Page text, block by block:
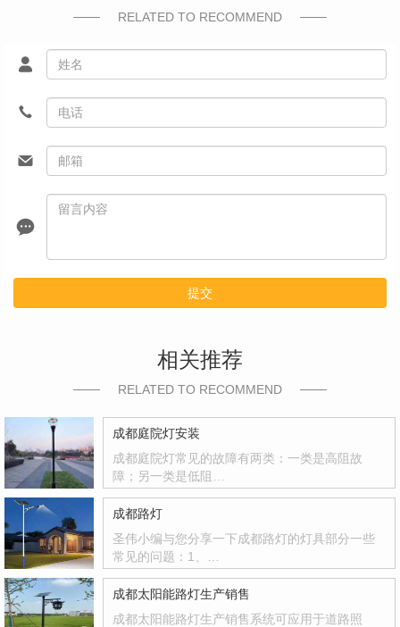
RELATED TO RECOMMEND
提交
相关推荐
RELATED TO RECOMMEND
成都庭院灯安装
成都庭院灯常见的故障有两类：一类是高阻故
障；另一类是低阻…
成都路灯
圣伟小编与您分享一下成都路灯的灯具部分一些
常见的问题：1、…
成都太阳能路灯生产销售
成都太阳能路灯生产销售系统可应用于道路照